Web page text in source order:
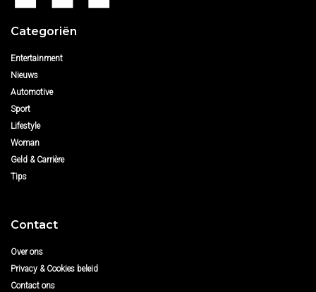
Categoriën
Entertainment
Nieuws
Automotive
Sport
Lifestyle
Woman
Geld & Carrière
Tips
Contact
Over ons
Privacy & Cookies beleid
Contact ons